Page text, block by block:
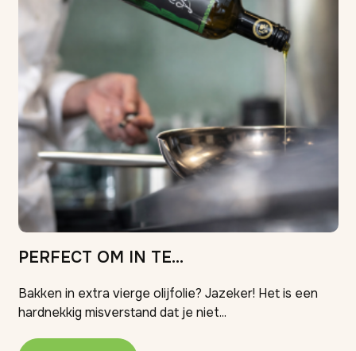
PERFECT OM IN TE...
Bakken in extra vierge olijfolie? Jazeker! Het is een
hardnekkig misverstand dat je niet...